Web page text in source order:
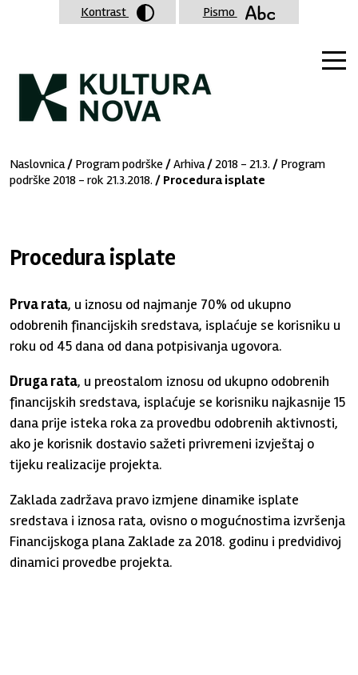
Naslovnica/ Program podrške /Arhiva/2018 - 21.3. / Program
podrške 2018 - rok 21.3.2018. / Procedura isplate
Procedura isplate
Prva rata, u iznosu od najmanje 70% od ukupno
odobrenih financijskih sredstava, isplaćuje se korisniku u
roku od 45 dana od dana potpisivanja ugovora.
Druga rata, u preostalom iznosu od ukupno odobrenih
financijskih sredstava, isplaćuje se korisniku najkasnije 15
dana prije isteka roka za provedbu odobrenih aktivnosti,
ako je korisnik dostavio sažeti privremeni izvještaj o
tijeku realizacije projekta.
Zaklada zadržava pravo izmjene dinamike isplate
sredstava i iznosa rata, ovisno o mogućnostima izvršenja
Financijskoga plana Zaklade za 2018. godinu i predvidivoj
dinamici provedbe projekta.
Kontrast Pismo